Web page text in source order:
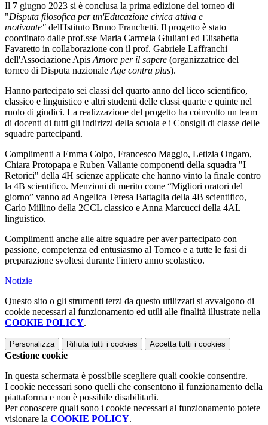
Il 7 giugno 2023 si è conclusa la prima edizione del torneo di
"Disputa filosofica per un'Educazione civica attiva e
motivante" dell'Istituto Bruno Franchetti. Il progetto è stato
coordinato dalle prof.sse Maria Carmela Giuliani ed Elisabetta
Favaretto in collaborazione con il prof. Gabriele Laffranchi
dell'Associazione Apis Amore per il sapere (organizzatrice del
torneo di Disputa nazionale Age contra plus).
Hanno partecipato sei classi del quarto anno del liceo scientifico,
classico e linguistico e altri studenti delle classi quarte e quinte nel
ruolo di giudici. La realizzazione del progetto ha coinvolto un team
di docenti di tutti gli indirizzi della scuola e i Consigli di classe delle
squadre partecipanti.
Complimenti a Emma Colpo, Francesco Maggio, Letizia Ongaro,
Chiara Protopapa e Ruben Valiante componenti della squadra "I
Retorici" della 4H scienze applicate che hanno vinto la finale contro
la 4B scientifico. Menzioni di merito come “Migliori oratori del
giorno” vanno ad Angelica Teresa Battaglia della 4B scientifico,
Carlo Millino della 2CCL classico e Anna Marcucci della 4AL
linguistico.
Complimenti anche alle altre squadre per aver partecipato con
passione, competenza ed entusiasmo al Torneo e a tutte le fasi di
preparazione svoltesi durante l'intero anno scolastico.
Notizie
Questo sito o gli strumenti terzi da questo utilizzati si avvalgono di
cookie necessari al funzionamento ed utili alle finalità illustrate nella
COOKIE POLICY.
Personalizza Rifiuta tutti i cookies Accetta tutti i cookies
Gestione cookie
In questa schermata è possibile scegliere quali cookie consentire.
I cookie necessari sono quelli che consentono il funzionamento della
piattaforma e non è possibile disabilitarli.
Per conoscere quali sono i cookie necessari al funzionamento potete
visionare la COOKIE POLICY.